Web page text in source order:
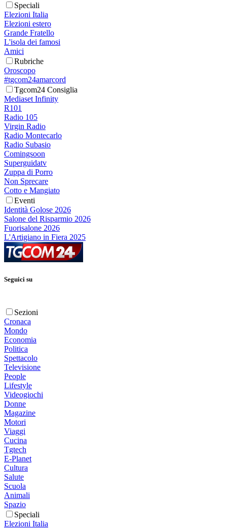
Speciali
Elezioni Italia
Elezioni estero
Grande Fratello
L'isola dei famosi
Amici
Rubriche
Oroscopo
#tgcom24amarcord
Tgcom24 Consiglia
Mediaset Infinity
R101
Radio 105
Virgin Radio
Radio Montecarlo
Radio Subasio
Comingsoon
Superguidatv
Zuppa di Porro
Non Sprecare
Cotto e Mangiato
Eventi
Identità Golose 2026
Salone del Risparmio 2026
Fuorisalone 2026
L'Artigiano in Fiera 2025
Seguici su
Sezioni
Cronaca
Mondo
Economia
Politica
Spettacolo
Televisione
People
Lifestyle
Videogiochi
Donne
Magazine
Motori
Viaggi
Cucina
Tgtech
E-Planet
Cultura
Salute
Scuola
Animali
Spazio
Speciali
Elezioni Italia